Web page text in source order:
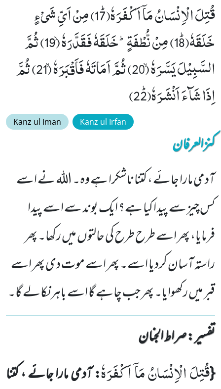
قُتِلَ الْاِنْسَانُ مَاۤ اَكْفَرَهٗﭤ(17) مِنْ اَیِّ شَیْءٍ
خَلَقَهٗﭤ(18) مِنْ نُّطْفَةٍؕ-خَلَقَهٗ فَقَدَّرَهٗۙ (19) ثُمَّ
السَّبِیْلَ یَسَّرَهٗۙ (20) ثُمَّ اَمَاتَهٗ فَاَقْبَرَهٗۙ (21) ثُمَّ
اِذَا شَآءَ اَنْشَرَهٗﭤ(22)
Kanz ul Iman Kanz ul Irfan
کنزالعرفان
آدمی مارا جائے ، کتنا ناشکرا ہے وہ۔ اللہ نے اسے
کس چیز سے پیدا کیا ہے؟ ایک بوند سے اسے پیدا
فرمایا، پھر اسے طرح طرح کی حالتوں میں رکھا۔ پھر
راستہ آسان کردیا اسے۔ پھر اسے موت دی پھر اسے
قبر میں رکھوایا۔ پھر جب چاہے گا اسے باہر نکالے گا۔
تفسیر : ‎صراط الجنان
{قُتِلَ الْاِنْسَانُ مَاۤ اَكْفَرَهٗ: آدمی مارا جائے ، کتنا